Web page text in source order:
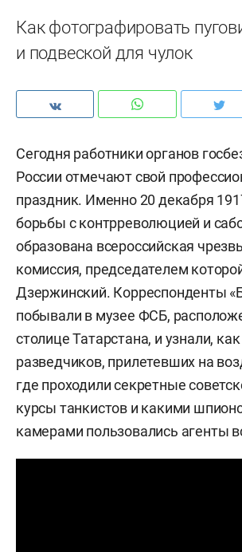
Как фотографировать
и подвеской для чулок
Сегодня работники органов
России отмечают свой
праздник. Именно 20 декабря
борьбы с контрреволюцией и
образована всероссийская
комиссия, председателем
Дзержинский. Корреспонденты
побывали в музее ФСБ,
столице Татарстана, и узнали,
разведчиков, прилетевших на
где проходили секретные
курсы танкистов и какими
камерами пользовались агенты